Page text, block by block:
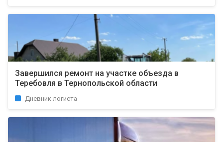
Завершился ремонт на участке объезда в
Теребовля в Тернопольской области
Дневник логиста